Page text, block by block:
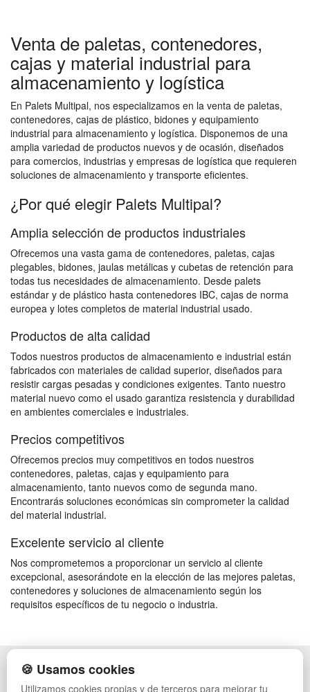
Venta de paletas, contenedores,
cajas y material industrial para
almacenamiento y logística
En Palets Multipal, nos especializamos en la venta de paletas,
contenedores, cajas de plástico, bidones y equipamiento
industrial para almacenamiento y logística. Disponemos de una
amplia variedad de productos nuevos y de ocasión, diseñados
para comercios, industrias y empresas de logística que requieren
soluciones de almacenamiento y transporte eficientes.
¿Por qué elegir Palets Multipal?
Amplia selección de productos industriales
Ofrecemos una vasta gama de contenedores, paletas, cajas
plegables, bidones, jaulas metálicas y cubetas de retención para
todas tus necesidades de almacenamiento. Desde palets
estándar y de plástico hasta contenedores IBC, cajas de norma
europea y lotes completos de material industrial usado.
Productos de alta calidad
Todos nuestros productos de almacenamiento e industrial están
fabricados con materiales de calidad superior, diseñados para
resistir cargas pesadas y condiciones exigentes. Tanto nuestro
material nuevo como el usado garantiza resistencia y durabilidad
en ambientes comerciales e industriales.
Precios competitivos
Ofrecemos precios muy competitivos en todos nuestros
contenedores, paletas, cajas y equipamiento para
almacenamiento, tanto nuevos como de segunda mano.
Encontrarás soluciones económicas sin comprometer la calidad
del material industrial.
Excelente servicio al cliente
Nos comprometemos a proporcionar un servicio al cliente
excepcional, asesorándote en la elección de las mejores paletas,
contenedores y soluciones de almacenamiento según los
requisitos específicos de tu negocio o industria.
POLÍTICA DE PRIVACIDAD
CONDICIONES DE USO
🍪 Usamos cookies
Utilizamos cookies propias y de terceros para mejorar tu